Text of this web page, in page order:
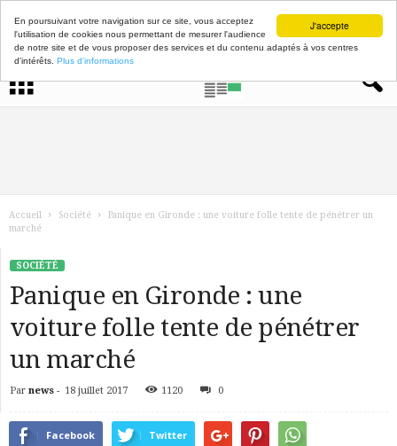
J'accepte
En poursuivant votre navigation sur ce site, vous acceptez
l'utilisation de cookies nous permettant de mesurer l'audience
de notre site et de vous proposer des services et du contenu adaptés à vos centres
d'intérêts. Plus d'informations
Accueil Société
Panique en Gironde : une voiture folle tente de pénétrer un
marché
SOCIÉTÉ
Panique en Gironde : une
voiture folle tente de pénétrer
un marché
Par news - 18 juillet 2017 1120 0
Facebook Twitter